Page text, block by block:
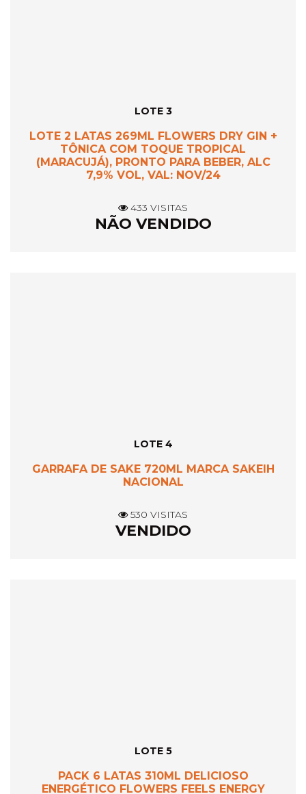
LOTE 3
LOTE 2 LATAS 269ML FLOWERS DRY GIN +
TÔNICA COM TOQUE TROPICAL
(MARACUJÁ), PRONTO PARA BEBER, ALC
7,9% VOL, VAL: NOV/24
433 VISITAS
NÃO VENDIDO
LOTE 4
GARRAFA DE SAKE 720ML MARCA SAKEIH
NACIONAL
530 VISITAS
VENDIDO
LOTE 5
PACK 6 LATAS 310ML DELICIOSO
ENERGÉTICO FLOWERS FEELS ENERGY